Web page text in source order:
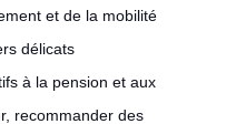
et de la mobilité
délicats
à la pension et aux
recommander des